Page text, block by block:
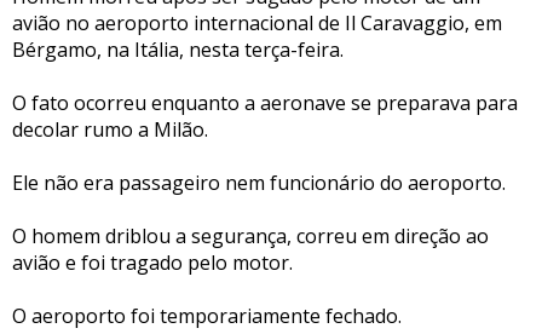
avião no aeroporto internacional de Il Caravaggio, em
Bérgamo, na Itália, nesta terça-feira.
O fato ocorreu enquanto a aeronave se preparava para
decolar rumo a Milão.
Ele não era passageiro nem funcionário do aeroporto.
O homem driblou a segurança, correu em direção ao
avião e foi tragado pelo motor.
O aeroporto foi temporariamente fechado.